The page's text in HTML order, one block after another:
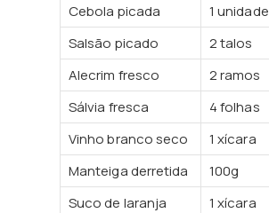
Cebola picada
1 unidade
Salsão picado
2 talos
Alecrim fresco
2 ramos
Sálvia fresca
4 folhas
Vinho branco seco
1 xícara
Manteiga derretida
100g
Suco de laranja
1 xícara